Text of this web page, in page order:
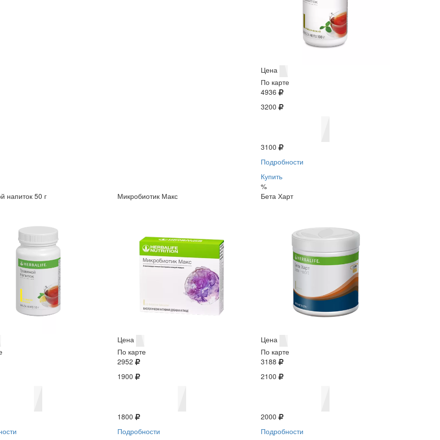
Цена
По карте
4936
3200
3100
Подробности
Купить
%
напиток 50 г
Микробиотик Макс
Цена
По карте
2952
1900
1800
Подробности
Бета Харт
Цена
По карте
3188
2100
2000
Подробности